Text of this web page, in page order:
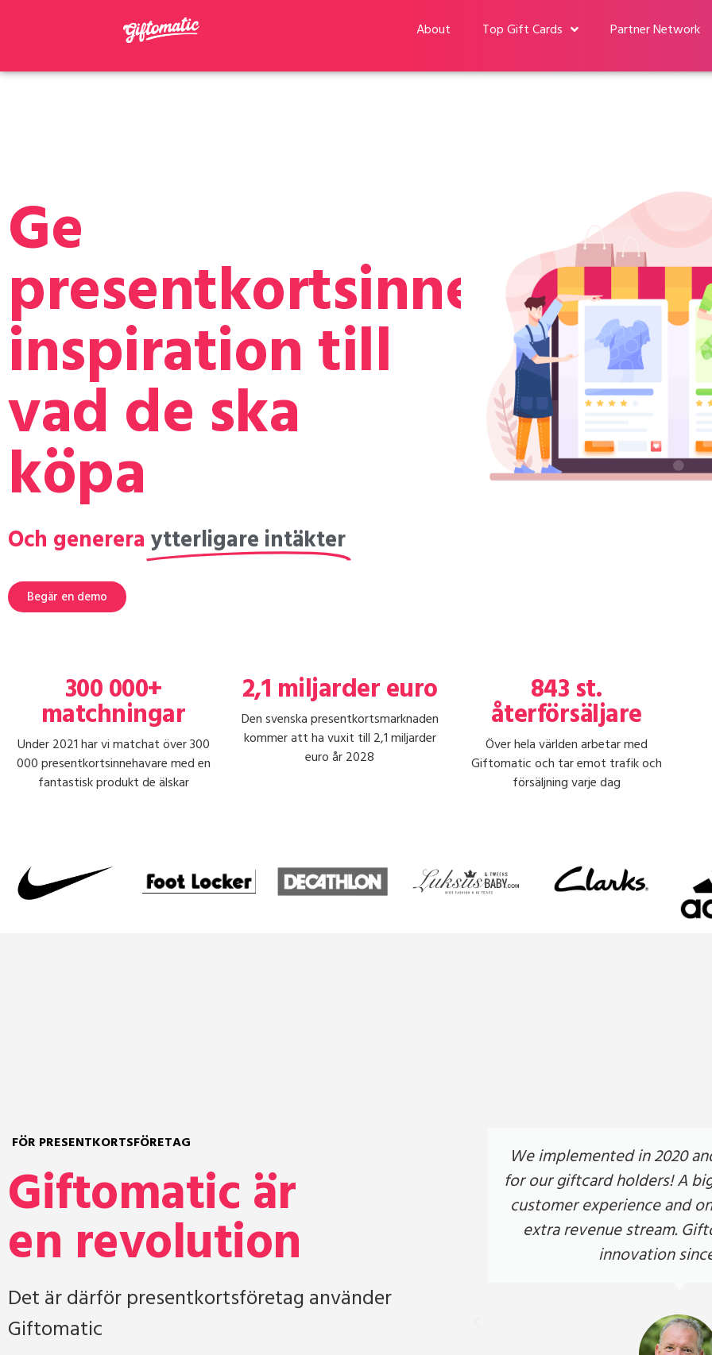
About Top Gift Cards Partner Network
Ge
presentkortsinnehavare
inspiration till
vad de ska
köpa
Och generera ytterligare intäkter
Begär en demo
300 000+
matchningar
Under 2021 har vi matchat över 300
000 presentkortsinnehavare med en
fantastisk produkt de älskar
2,1 miljarder euro
Den svenska presentkortsmarknaden
kommer att ha vuxit till 2,1 miljarder
euro år 2028
843 st.
återförsäljare
Över hela världen arbetar med
Giftomatic och tar emot trafik och
försäljning varje dag
FÖR PRESENTKORTSFÖRETAG
Giftomatic är
en revolution
Det är därför presentkortsföretag använder
Giftomatic
are even more satisfied with the YourGift card.
Giftomatic is continuously innovating and brings
our redemption process to the next level.
We implemented in 2020
for our giftcard holders! A
customer experience and
extra revenue stream.
innovation